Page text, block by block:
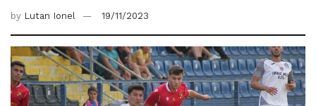
by Lutan Ionel 19/11/2023